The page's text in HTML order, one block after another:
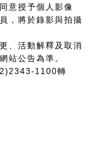
意授予個人影像
，將於錄影與拍攝
、活動解釋及取消
站公告為準。
1100轉